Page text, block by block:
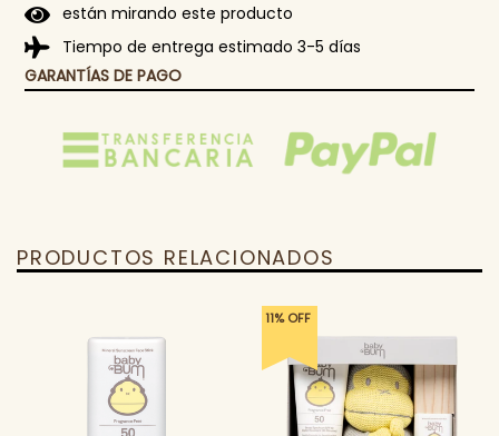
están mirando este producto
Tiempo de entrega estimado 3-5 días
GARANTÍAS DE PAGO
PRODUCTOS RELACIONADOS
11% OFF